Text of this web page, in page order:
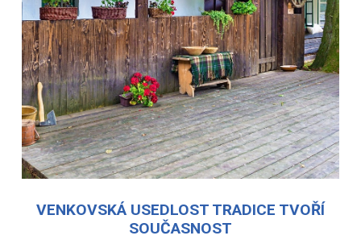
VENKOVSKÁ USEDLOST TRADICE TVOŘÍ
SOUČASNOST